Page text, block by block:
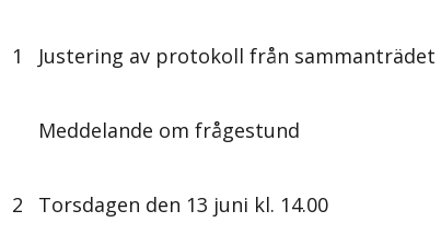
1 Justering av protokoll från sammanträdet
Meddelande om frågestund
2 Torsdagen den 13 juni kl. 14.00